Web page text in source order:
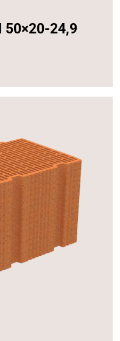
50×20-24,9